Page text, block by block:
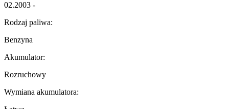
02.2003 -
Rodzaj paliwa:
Benzyna
Akumulator:
Rozruchowy
Wymiana akumulatora: